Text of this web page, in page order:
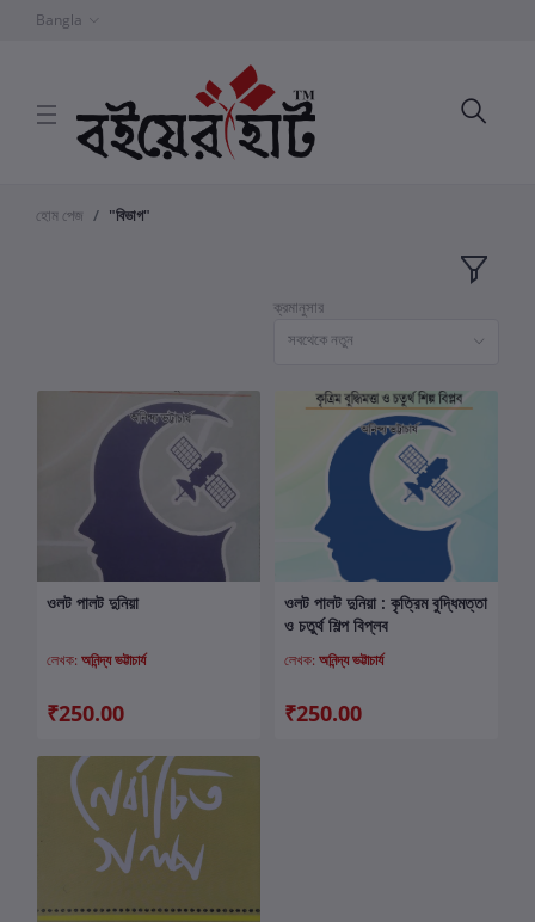
Bangla
হোম পেজ "বিভাগ"
ক্রমানুসার
সবথেকে নতুন
কার্টে যোগ করুন
ওলট পালট দুনিয়া
লেখক: অনিন্দ্য ভট্টাচার্য
₹250.00
কার্টে যোগ করুন
ওলট পালট দুনিয়া : কৃত্রিম বুদ্ধিমত্তা
ও চতুর্থ শিল্প বিপ্লব
লেখক: অনিন্দ্য ভট্টাচার্য
₹250.00